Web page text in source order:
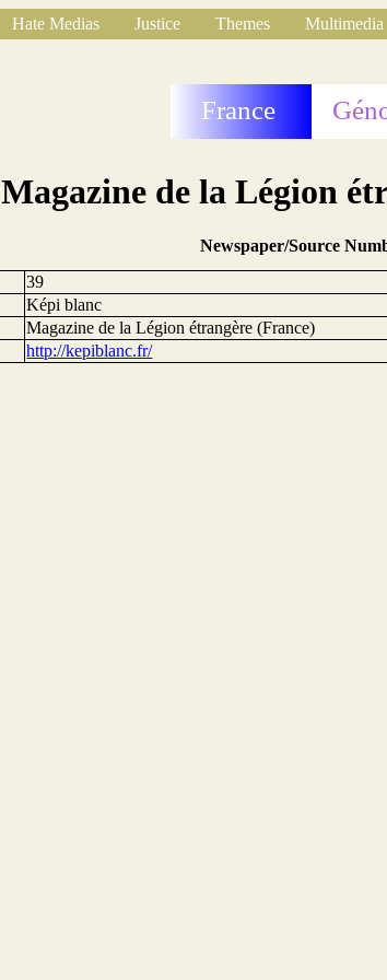
Hate Medias Justice Themes Multimedia
France
Magazine de la Légion
Newspaper/Source
39
Képi blanc
Magazine de la Légion étrangère (France)
http://kepiblanc.fr/